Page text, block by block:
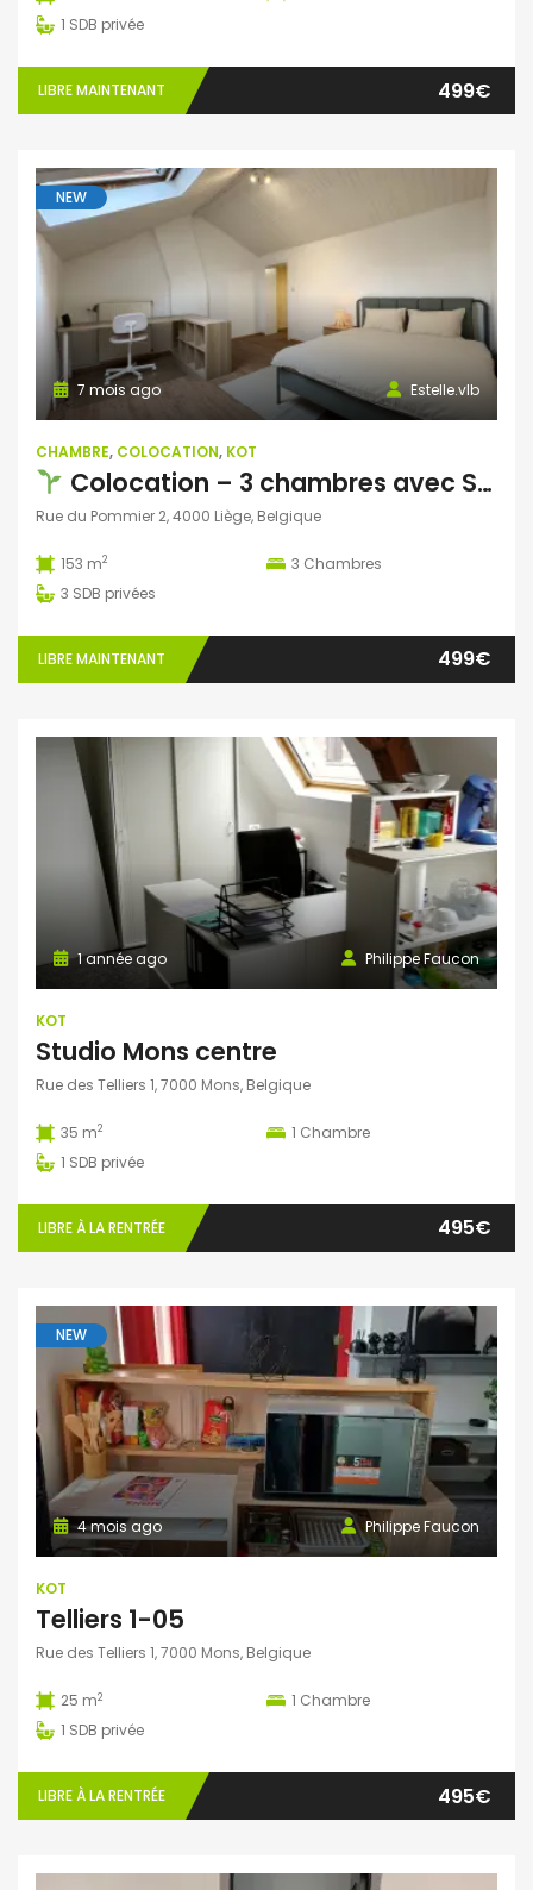
1 SDB privée
LIBRE MAINTENANT 499€
NEW
Estelle.vlb
7 mois ago
CHAMBRE, COLOCATION, KOT
Colocation – 3 chambres avec SDB et WC privatifs
Rue du Pommier 2, 4000 Liège, Belgique
153 m2 3 Chambres
3 SDB privées
LIBRE MAINTENANT 499€
Philippe Faucon
1 année ago
KOT
Studio Mons centre
Rue des Telliers 1, 7000 Mons, Belgique
35 m2 1 Chambre
1 SDB privée
LIBRE À LA RENTRÉE 495€
NEW
Philippe Faucon
4 mois ago
KOT
Telliers 1-05
Rue des Telliers 1, 7000 Mons, Belgique
25 m2 1 Chambre
1 SDB privée
LIBRE À LA RENTRÉE 495€